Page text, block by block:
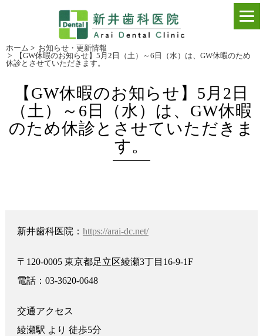
ホーム > お知らせ・更新情報
>
【GW休暇のお知らせ】5月2日（土）～6日（水）は、GW休暇のため
休診とさせていただきます。
【GW休暇のお知らせ】5月2日
（土）～6日（水）は、GW休暇
のため休診とさせていただきま
す。
新井歯科医院： https://arai-dc.net/
〒120-0005 東京都足立区綾瀬3丁目16-9-1F
電話：03-3620-0648
交通アクセス
綾瀬駅 より 徒歩5分